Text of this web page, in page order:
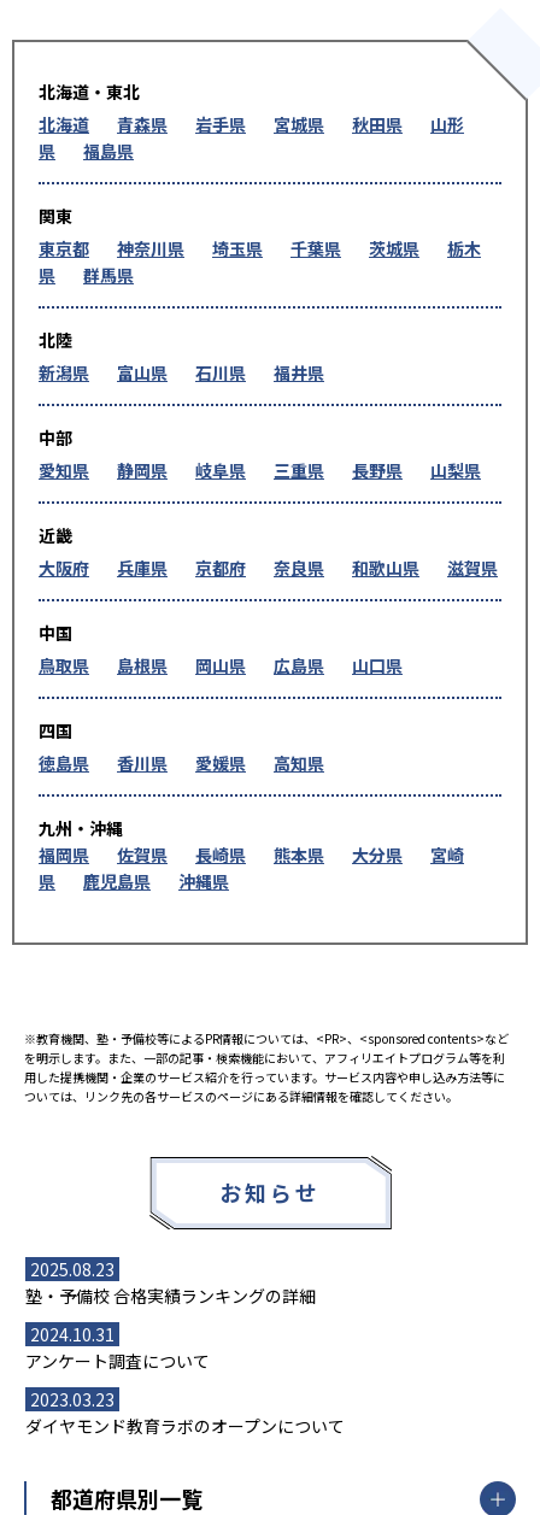
北海道・東北
北海道
青森県 岩手県 宮城県 秋田県
山形
県
福島県
関東
東京都
神奈川県 埼玉県 千葉県 茨城県
栃木
県
群馬県
北陸
新潟県
富山県 石川県 福井県
中部
愛知県
静岡県 岐阜県 三重県 長野県 山梨県
近畿
大阪府
兵庫県 京都府 奈良県 和歌山県 滋賀県
中国
鳥取県
島根県 岡山県 広島県 山口県
四国
徳島県
香川県 愛媛県 高知県
九州・沖縄
福岡県
佐賀県 長崎県 熊本県 大分県
宮崎
県
鹿児島県 沖縄県
※教育機関、塾・予備校等によるPR情報については、<PR>、<sponsored contents>など
を明示します。また、一部の記事・検索機能において、アフィリエイトプログラム等を利
用した提携機関・企業のサービス紹介を行っています。サービス内容や申し込み方法等に
ついては、リンク先の各サービスのページにある詳細情報を確認してください。
お知らせ
2025.08.23
塾・予備校 合格実績ランキングの詳細
2024.10.31
アンケート調査について
2023.03.23
ダイヤモンド教育ラボのオープンについて
都道府県別一覧